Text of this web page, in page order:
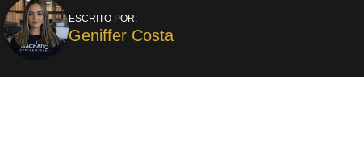
ESCRITO POR:
Geniffer Costa